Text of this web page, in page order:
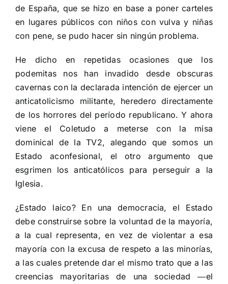
de España, que se hizo en base a poner carteles
en lugares públicos con niños con vulva y niñas
con pene, se pudo hacer sin ningún problema.
He dicho en repetidas ocasiones que los
podemitas nos han invadido desde obscuras
cavernas con la declarada intención de ejercer un
anticatolicismo militante, heredero directamente
de los horrores del período republicano. Y ahora
viene el Coletudo a meterse con la misa
dominical de la TV2, alegando que somos un
Estado aconfesional, el otro argumento que
esgrimen los anticatólicos para perseguir a la
Iglesia.
¿Estado laico? En una democracia, el Estado
debe construirse sobre la voluntad de la mayoría,
a la cual representa, en vez de violentar a esa
mayoría con la excusa de respeto a las minorías,
a las cuales pretende dar el mismo trato que a las
creencias mayoritarias de una sociedad ―el